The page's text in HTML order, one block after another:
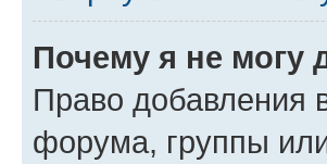
Почему я не могу
Право добавления
форума, группы